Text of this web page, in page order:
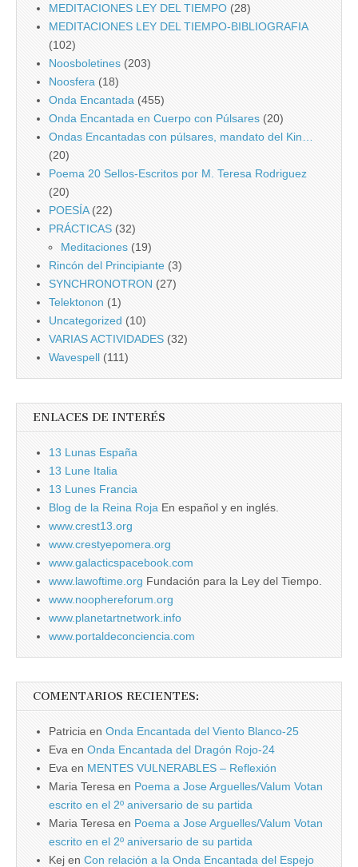
MEDITACIONES LEY DEL TIEMPO (28)
MEDITACIONES LEY DEL TIEMPO-BIBLIOGRAFIA
(102)
Noosboletines (203)
Noosfera (18)
Onda Encantada (455)
Onda Encantada en Cuerpo con Púlsares (20)
Ondas Encantadas con púlsares, mandato del Kin…
(20)
Poema 20 Sellos-Escritos por M. Teresa Rodriguez
(20)
POESÍA(22)
PRÁCTICAS (32)
Meditaciones (19)
Rincón del Principiante (3)
SYNCHRONOTRON (27)
Telektonon (1)
Uncategorized (10)
VARIAS ACTIVIDADES (32)
Wavespell (111)
ENLACES DE INTERÉS
13 Lunas España
13 Lune Italia
13 Lunes Francia
Blog de la Reina Roja En español y en inglés.
www.crest13.org
www.crestyepomera.org
www.galacticspacebook.com
www.lawoftime.org Fundación para la Ley del Tiempo.
www.noophereforum.org
www.planetartnetwork.info
www.portaldeconciencia.com
COMENTARIOS RECIENTES:
Patricia en Onda Encantada del Viento Blanco-25
Eva en Onda Encantada del Dragón Rojo-24
Eva en MENTES VULNERABLES – Reflexión
Maria Teresa en Poema a Jose Arguelles/Valum Votan
escrito en el 2º aniversario de su partida
Maria Teresa en Poema a Jose Arguelles/Valum Votan
escrito en el 2º aniversario de su partida
Kej en Con relación a la Onda Encantada del Espejo